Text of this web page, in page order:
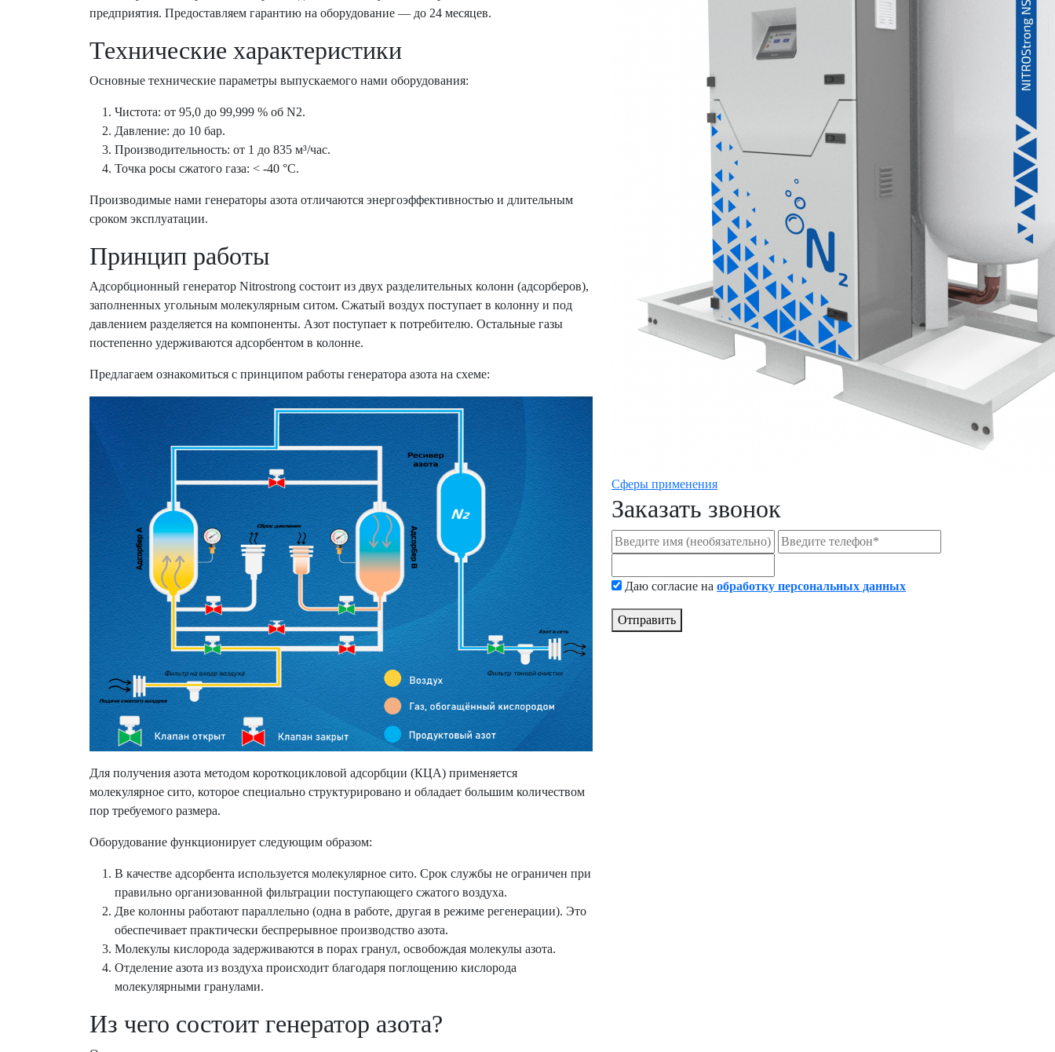
предприятия. Предоставляем гарантию на оборудование — до 24 месяцев.
Технические характеристики
Основные технические параметры выпускаемого нами оборудования:
Чистота: от 95,0 до 99,999 % об N2.
Давление: до 10 бар.
Производительность: от 1 до 835 м³/час.
Точка росы сжатого газа: < -40 °C.
Производимые нами генераторы азота отличаются энергоэффективностью и длительным
сроком эксплуатации.
Принцип работы
Адсорбционный генератор Nitrostrong состоит из двух разделительных колонн (адсорберов),
заполненных угольным молекулярным ситом. Сжатый воздух поступает в колонну и под
давлением разделяется на компоненты. Азот поступает к потребителю. Остальные газы
постепенно удерживаются адсорбентом в колонне.
Предлагаем ознакомиться с принципом работы генератора азота на схеме:
Для получения азота методом короткоцикловой адсорбции (КЦА) применяется
молекулярное сито, которое специально структурировано и обладает большим количеством
пор требуемого размера.
Оборудование функционирует следующим образом:
В качестве адсорбента используется молекулярное сито. Срок службы не ограничен при
правильно организованной фильтрации поступающего сжатого воздуха.
Две колонны работают параллельно (одна в работе, другая в режиме регенерации). Это
обеспечивает практически беспрерывное производство азота.
Молекулы кислорода задерживаются в порах гранул, освобождая молекулы азота.
Отделение азота из воздуха происходит благодаря поглощению кислорода
молекулярными гранулами.
Из чего состоит генератор азота?
Сферы применения
Заказать звонок
Даю согласие на обработку персональных данных
Отправить